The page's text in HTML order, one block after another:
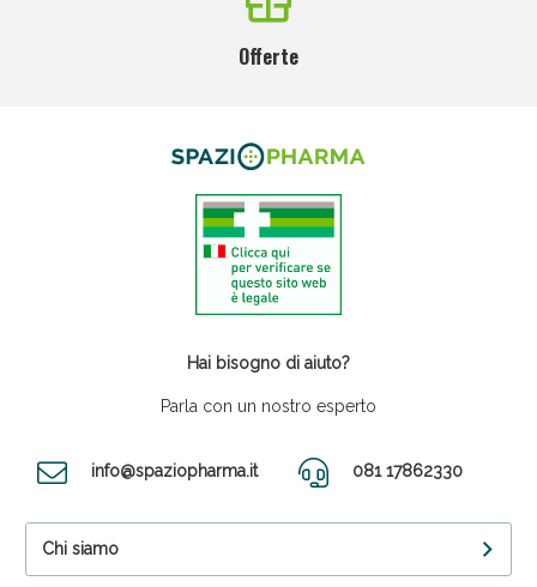
Offerte
Hai bisogno di aiuto?
Parla con un nostro esperto
info@spaziopharma.it 081 17862330
Chi siamo